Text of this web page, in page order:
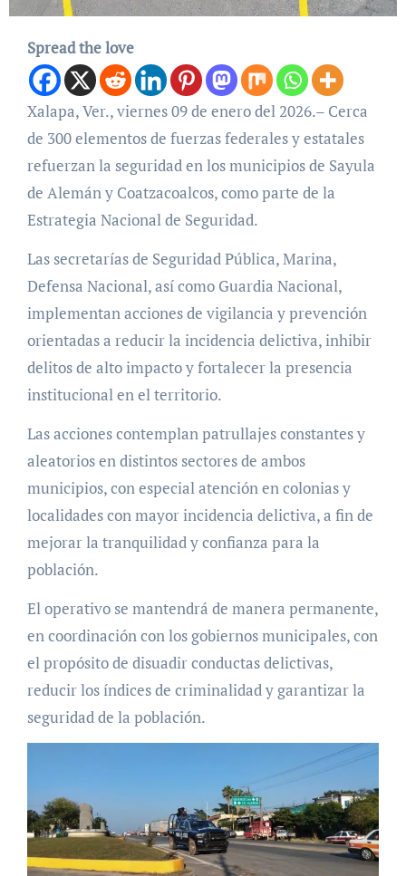
Spread the love
Xalapa, Ver., viernes 09 de enero del 2026.– Cerca
de 300 elementos de fuerzas federales y estatales
refuerzan la seguridad en los municipios de Sayula
de Alemán y Coatzacoalcos, como parte de la
Estrategia Nacional de Seguridad.
Las secretarías de Seguridad Pública, Marina,
Defensa Nacional, así como Guardia Nacional,
implementan acciones de vigilancia y prevención
orientadas a reducir la incidencia delictiva, inhibir
delitos de alto impacto y fortalecer la presencia
institucional en el territorio.
Las acciones contemplan patrullajes constantes y
aleatorios en distintos sectores de ambos
municipios, con especial atención en colonias y
localidades con mayor incidencia delictiva, a fin de
mejorar la tranquilidad y confianza para la
población.
El operativo se mantendrá de manera permanente,
en coordinación con los gobiernos municipales, con
el propósito de disuadir conductas delictivas,
reducir los índices de criminalidad y garantizar la
seguridad de la población.